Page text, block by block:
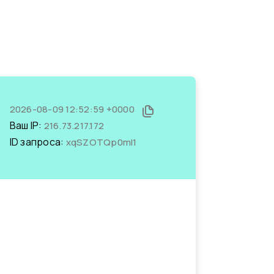
2026-08-09 12:52:59 +0000
Ваш IP: 216.73.217.172
ID запроса: xqSZOTQp0mI1